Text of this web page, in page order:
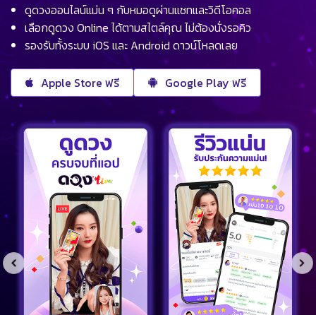
ดูดวงออนไลน์แม่น ๆ กับหมอดูผ่านแชทและวิดีโอคอล
เลือกดูดวง Online ได้ตามสไตล์คุณ ไม่ต้องนั่งรอคิว
รองรับทั้งระบบ iOS และ Android ดาวน์โหลดเลย
Apple Store ฟรี Google Play ฟรี